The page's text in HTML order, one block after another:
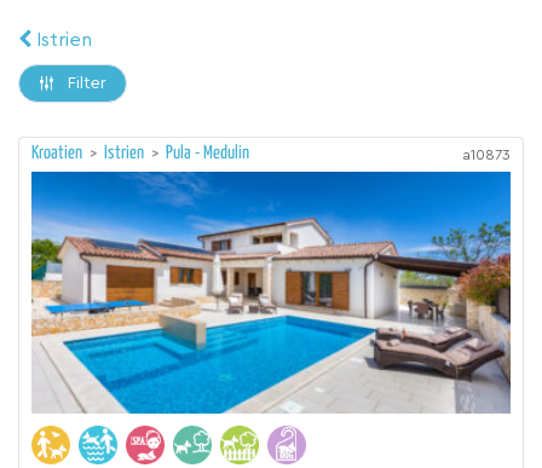
Istrien
Filter
Kroatien > Istrien > Pula - Medulin a10873